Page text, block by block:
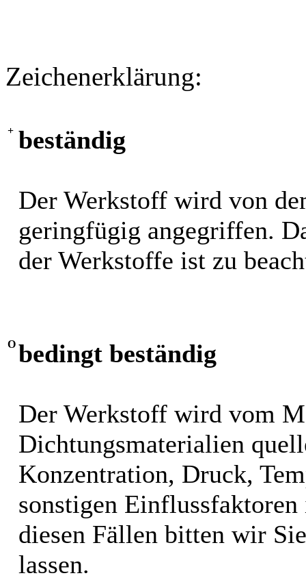
Zeichenerklärung:
+ beständig
Der Werkstoff wird von
geringfügig angegriffen.
der Werkstoffe ist zu
O bedingt beständig
Der Werkstoff wird vom
Dichtungsmaterialien
Konzentration, Druck,
sonstigen
diesen Fällen bitten wir
lassen.